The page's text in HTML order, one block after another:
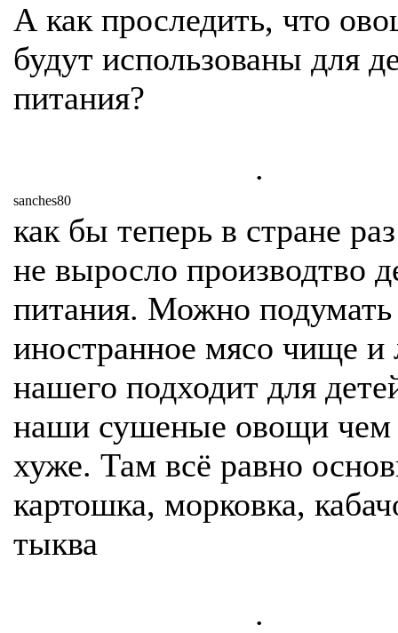
А как проследить, что
будут использованы для
питания?
.
sanches80
как бы теперь в стране
не выросло производтво
питания. Можно подумать
иностранное мясо чище и
нашего подходит для
наши сушеные овощи чем
хуже. Там всё равно
картошка, морковка,
тыква
.